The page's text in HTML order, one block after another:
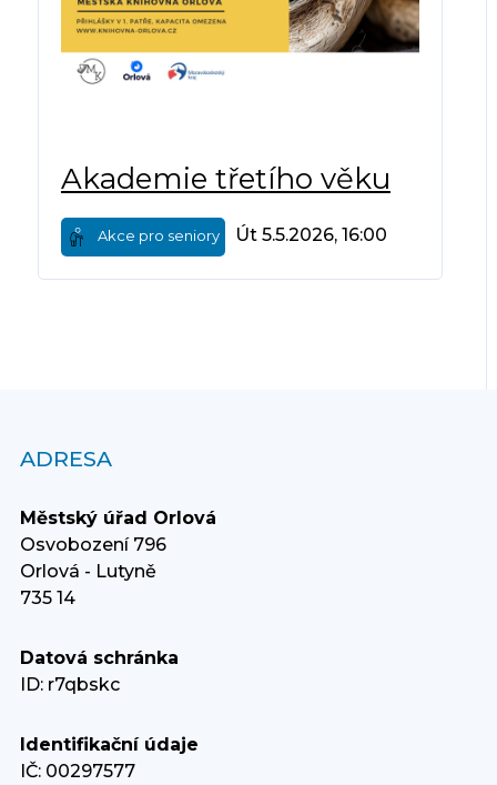
Akademie třetího věku
Akce pro seniory Út 5.5.2026, 16:00
ADRESA
Městský úřad Orlová
Osvobození 796
Orlová - Lutyně
735 14
Datová schránka
ID: r7qbskc
Identifikační údaje
IČ: 00297577